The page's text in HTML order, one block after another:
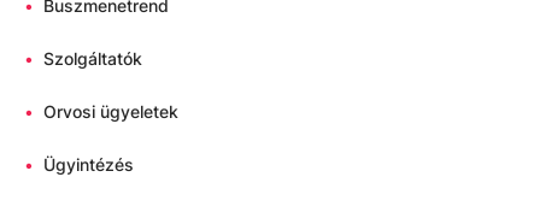
• Buszmenetrend
• Szolgáltatók
• Orvosi ügyeletek
• Ügyintézés